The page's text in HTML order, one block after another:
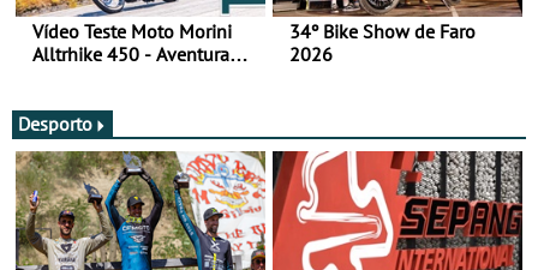
Vídeo Teste Moto Morini
Alltrhike 450 - Aventura
34º Bike Show de Faro
2026
Desporto